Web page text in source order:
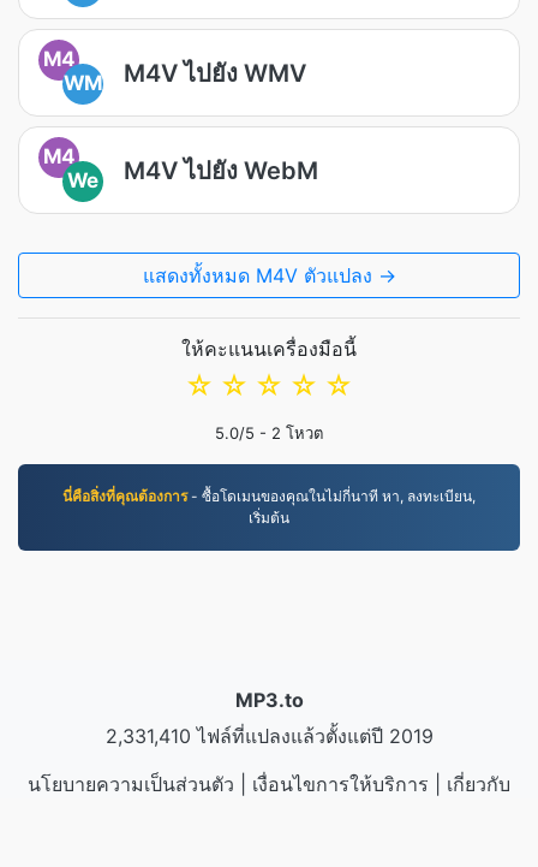
M4
WM
M4V ไปยัง WMV
M4
We
M4V ไปยัง WebM
แสดงทั้งหมด M4V ตัวแปลง →
ให้คะแนนเครื่องมือนี้
☆
☆
☆
☆
☆
5.0/5 - 2 โหวต
นี่คือสิ่งที่คุณต้องการ- ซื้อโดเมนของคุณในไม่กี่นาที หา, ลงทะเบียน,
เริ่มต้น
MP3.to
2,331,410 ไฟล์ที่แปลงแล้วตั้งแต่ปี 2019
นโยบายความเป็นส่วนตัว
เงื่อนไขการให้บริการ
เกี่ยวกับ